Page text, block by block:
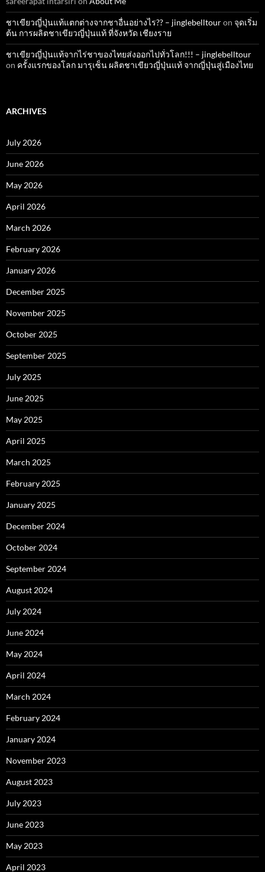
ชาเขียวญี่ปุ่นแท้แตกต่างจากชาอื่นอย่างไร?? – jinglebelltouron จุดเริ่ม
ต้น การผลิตชาเขียวญี่ปุ่นแท้ ที่จังหวัด เชียงราย
ชาเขียวญี่ปุ่นแท้จากไร่ชาของไทยส่งออกไปทั่วโลก!!! – jinglebelltour
on ครั้งแรกของโลก มารุเซ็น ผลิตชาเขียวญี่ปุ่นแท้ จากญี่ปุ่นสู่เมืองไทย
ARCHIVES
July 2026
June 2026
May 2026
April 2026
March 2026
February 2026
January 2026
December 2025
November 2025
October 2025
September 2025
July 2025
June 2025
May 2025
April 2025
March 2025
February 2025
January 2025
December 2024
October 2024
September 2024
August 2024
July 2024
June 2024
May 2024
April 2024
March 2024
February 2024
January 2024
November 2023
August 2023
July 2023
June 2023
May 2023
April 2023